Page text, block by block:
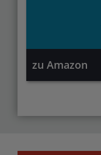
zu Amazon